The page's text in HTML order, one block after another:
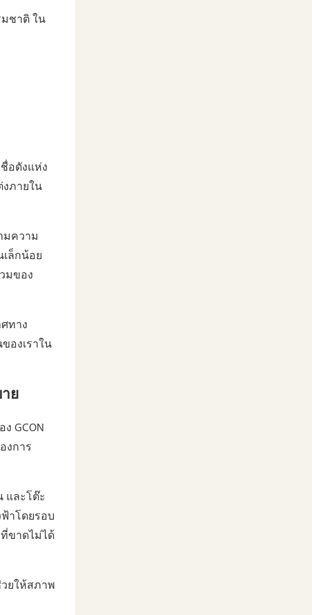
ชาติ ใน
อดังแห่ง
ภายใน
มความ
ล็กน้อย
มของ
ทาง
องเราใน
ย
GCON
งการ
และโต๊ะ
าโดยรอบ
ขาดไม่ได้
ยให้สภาพ